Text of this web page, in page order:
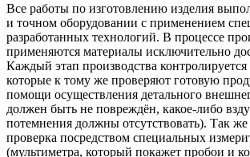
Все работы по изготовлению изделия
и точном оборудовании с применением
разработанных технологий. В процессе
применяются материалы исключительно
Каждый этап производства
которые к тому же проверяют готовую
помощи осуществления детального
должен быть не повреждён, какое-либо
потемнения должны отсутствовать). Так же
проверка посредством специальных
(мультиметра, который покажет пробои и